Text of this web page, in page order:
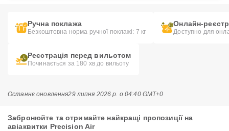
Ручна поклажа
Безкоштовна норма ручної поклажі: 7 кг
Онлайн-
Доступно для
Реєстрація перед вильотом
Починається за 180 хв до вильоту
Останнє оновлення29 липня 2026 р. о 04:40 GMT+0
Забронюйте та отримайте найкращі пропозиції на
авіаквитки Precision Air